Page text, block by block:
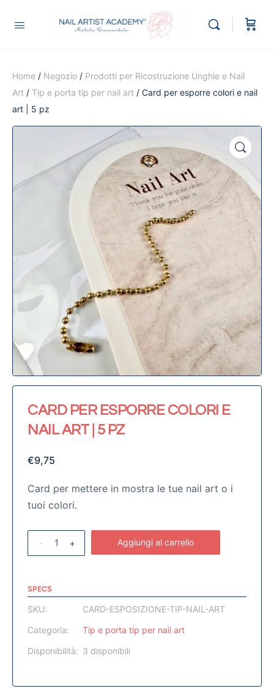
Home / Negozio / Prodotti per Ricostruzione Unghie e Nail
Art / Tip e porta tip per nail art / Card per esporre colori e nail
art | 5 pz
🔍
CARD PER ESPORRE COLORI E
NAIL ART | 5 PZ
€9,75
Card per mettere in mostra le tue nail art o i
tuoi colori.
- + Aggiungi al carrello
SPECS
SKU:
CARD-ESPOSIZIONE-TIP-NAIL-ART
Categoria:
Tip e porta tip per nail art
Disponibilità: 3 disponibili